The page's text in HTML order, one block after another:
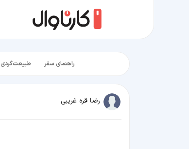
راهنمای سفر طبیعت‌گردی
رضا قره غریبی